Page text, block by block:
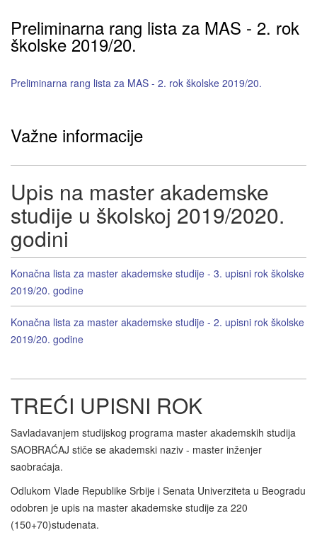
Preliminarna rang lista za MAS - 2. rok
školske 2019/20.
Preliminarna rang lista za MAS - 2. rok školske 2019/20.
Važne informacije
Upis na master akademske
studije u školskoj 2019/2020.
godini
Konačna lista za master akademske studije - 3. upisni rok školske
2019/20. godine
Konačna lista za master akademske studije - 2. upisni rok školske
2019/20. godine
TREĆI UPISNI ROK
Savladavanjem studijskog programa master akademskih studija
SAOBRAĆAJ stiče se akademski naziv - master inženjer
saobraćaja.
Odlukom Vlade Republike Srbije i Senata Univerziteta u Beogradu
odobren je upis na master akademske studije za 220
(150+70)studenata.